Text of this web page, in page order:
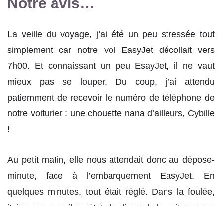
Notre avis…
La veille du voyage, j’ai été un peu stressée tout
simplement car notre vol EasyJet décollait vers
7h00. Et connaissant un peu EsayJet, il ne vaut
mieux pas se louper. Du coup, j’ai attendu
patiemment de recevoir le numéro de téléphone de
notre voiturier : une chouette nana d’ailleurs, Cybille
!
Au petit matin, elle nous attendait donc au dépose-
minute, face à l’embarquement EasyJet. En
quelques minutes, tout était réglé. Dans la foulée,